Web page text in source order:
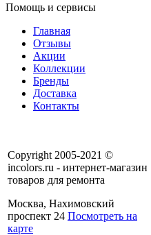
Помощь и сервисы
Главная
Отзывы
Акции
Коллекции
Бренды
Доставка
Контакты
Copyright 2005-2021 ©
incolors.ru - интернет-магазин
товаров для ремонта
Москва, Нахимовский
проспект 24 Посмотреть на
карте